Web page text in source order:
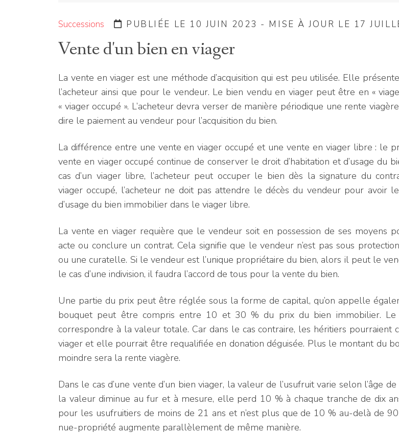
Successions PUBLIÉE LE 10 JUIN 2023 - MISE À JOUR LE 17
Vente d'un bien en viager
La vente en viager est une méthode d’acquisition qui est peu utilisée. Elle
l’acheteur ainsi que pour le vendeur. Le bien vendu en viager peut être en «
« viager occupé ». L’acheteur devra verser de manière périodique une rente
dire le paiement au vendeur pour l’acquisition du bien.
La différence entre une vente en viager occupé et une vente en viager libre : le
vente en viager occupé continue de conserver le droit d’habitation et d’usage du
cas d’un viager libre, l’acheteur peut occuper le bien dès la signature du
viager occupé, l’acheteur ne doit pas attendre le décès du vendeur pour avoir
d’usage du bien immobilier dans le viager libre.
La vente en viager requière que le vendeur soit en possession de ses moyens
acte ou conclure un contrat. Cela signifie que le vendeur n’est pas sous
ou une curatelle. Si le vendeur est l’unique propriétaire du bien, alors il peut le
le cas d’une indivision, il faudra l’accord de tous pour la vente du bien.
Une partie du prix peut être réglée sous la forme de capital, qu’on appelle
bouquet peut être compris entre 10 et 30 % du prix du bien immobilier.
correspondre à la valeur totale. Car dans le cas contraire, les héritiers pourraient
viager et elle pourrait être requalifiée en donation déguisée. Plus le montant du
moindre sera la rente viagère.
Dans le cas d’une vente d’un bien viager, la valeur de l’usufruit varie selon l’âge
la valeur diminue au fur et à mesure, elle perd 10 % à chaque tranche de dix
pour les usufruitiers de moins de 21 ans et n’est plus que de 10 % au-delà de
nue-propriété augmente parallèlement de même manière.